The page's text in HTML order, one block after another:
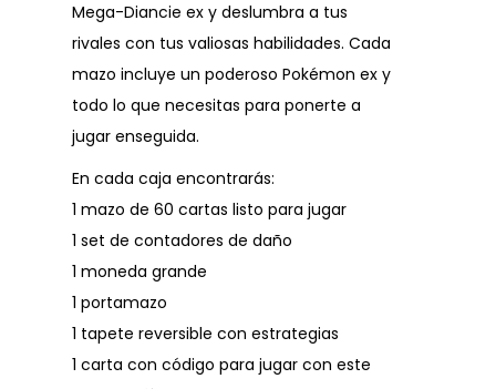
Mega-Diancie ex y deslumbra a tus
rivales con tus valiosas habilidades. Cada
mazo incluye un poderoso Pokémon ex y
todo lo que necesitas para ponerte a
jugar enseguida.
En cada caja encontrarás:
1 mazo de 60 cartas listo para jugar
1 set de contadores de daño
1 moneda grande
1 portamazo
1 tapete reversible con estrategias
1 carta con código para jugar con este